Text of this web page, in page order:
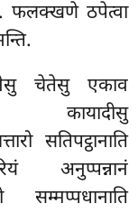
फलक्खणे ठपेत्वा
चेतेसु एकाव
कायादीसु
सतिपट्ठानाति
अनुप्पन्नानं
सम्मप्पधानाति